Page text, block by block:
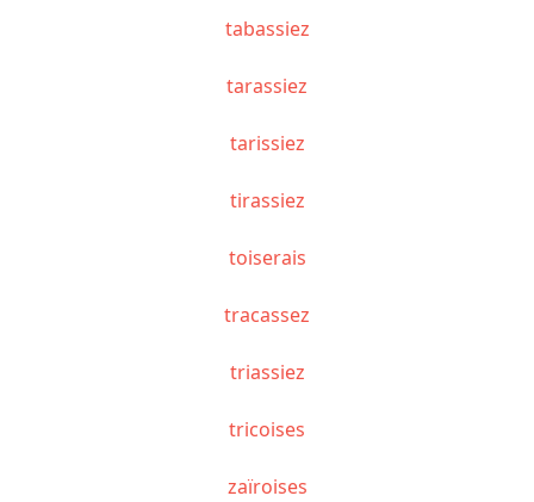
tabassiez
tarassiez
tarissiez
tirassiez
toiserais
tracassez
triassiez
tricoises
zaïroises